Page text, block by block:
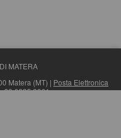
MATERA
Matera (MT) | Posta Elettronica
0835 3061